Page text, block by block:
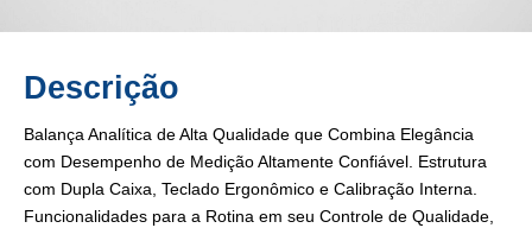
Descrição
Balança Analítica de Alta Qualidade que Combina Elegância
com Desempenho de Medição Altamente Confiável. Estrutura
com Dupla Caixa, Teclado Ergonômico e Calibração Interna.
Funcionalidades para a Rotina em seu Controle de Qualidade,